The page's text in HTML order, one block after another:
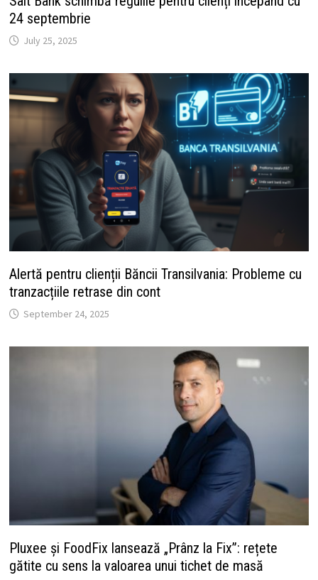
24 septembrie
July 25, 2025
Alertă pentru clienții Băncii Transilvania: Probleme cu
tranzacțiile retrase din cont
September 24, 2025
Pluxee și FoodFix lansează „Prânz la Fix”: rețete
gătite cu sens la valoarea unui tichet de masă